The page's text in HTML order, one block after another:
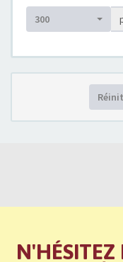
300
N'HÉSITEZ